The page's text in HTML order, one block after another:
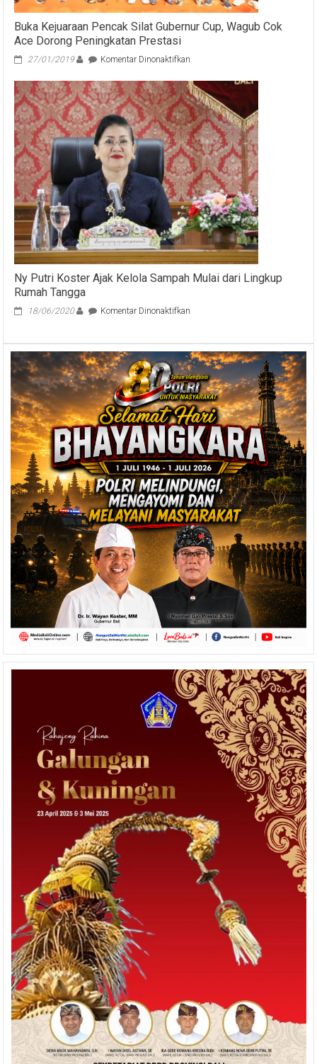
Pembina
Buka Kejuaraan Pencak Silat Gubernur Cup, Wagub Cok
Ace Dorong Peningkatan Prestasi
27/01/2019 Komentar Dinonaktifkan
Kejuaraan
Pencak
Silat
Gubernur
Cup,
Wagub
Cok
Ace
Dorong
Peningkatan
Prestasi
Ny Putri Koster Ajak Kelola Sampah Mulai dari Lingkup
Rumah Tangga
18/06/2020 Komentar Dinonaktifkan
Ajak
Kelola
Sampah
Mulai
dari
Lingkup
Rumah
Tangga